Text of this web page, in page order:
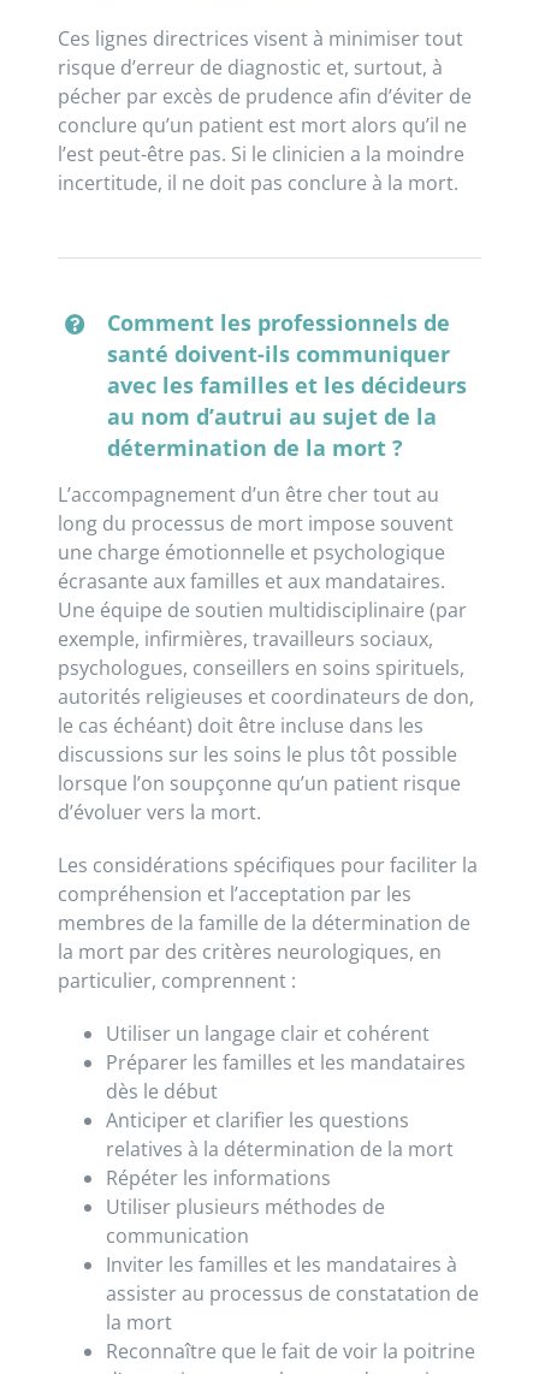
Ces lignes directrices visent à minimiser tout
risque d’erreur de diagnostic et, surtout, à
pécher par excès de prudence afin d’éviter de
conclure qu’un patient est mort alors qu’il ne
l’est peut-être pas. Si le clinicien a la moindre
incertitude, il ne doit pas conclure à la mort.
Comment les professionnels de
santé doivent-ils communiquer
avec les familles et les décideurs
au nom d’autrui au sujet de la
détermination de la mort ?
L’accompagnement d’un être cher tout au
long du processus de mort impose souvent
une charge émotionnelle et psychologique
écrasante aux familles et aux mandataires.
Une équipe de soutien multidisciplinaire (par
exemple, infirmières, travailleurs sociaux,
psychologues, conseillers en soins spirituels,
autorités religieuses et coordinateurs de don,
le cas échéant) doit être incluse dans les
discussions sur les soins le plus tôt possible
lorsque l’on soupçonne qu’un patient risque
d’évoluer vers la mort.
Les considérations spécifiques pour faciliter la
compréhension et l’acceptation par les
membres de la famille de la détermination de
la mort par des critères neurologiques, en
particulier, comprennent :
Utiliser un langage clair et cohérent
Préparer les familles et les mandataires
dès le début
Anticiper et clarifier les questions
relatives à la détermination de la mort
Répéter les informations
Utiliser plusieurs méthodes de
communication
Inviter les familles et les mandataires à
assister au processus de constatation de
la mort
Reconnaître que le fait de voir la poitrine